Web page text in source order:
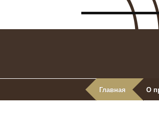
Главная О